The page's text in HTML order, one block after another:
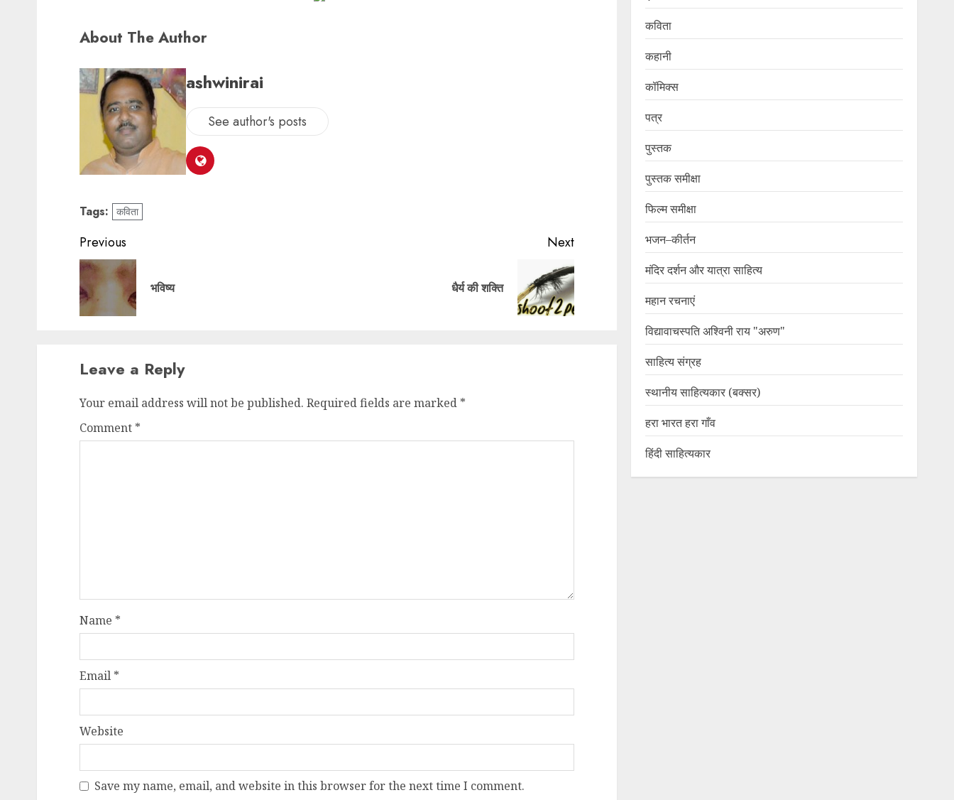
About The Author
ashwinirai
See author's posts
Tags: कविता
Previous
भविष्य
Next
धैर्य की शक्ति
Leave a Reply
Your email address will not be published. Required fields are marked *
Comment *
Name *
Email *
Website
Save my name, email, and website in this browser for the next time I comment.
कविता
कहानी
कॉमिक्स
पत्र
पुस्तक
पुस्तक समीक्षा
फिल्म समीक्षा
भजन–कीर्तन
मंदिर दर्शन और यात्रा साहित्य
महान रचनाएं
विद्यावाचस्पति अश्विनी राय "अरुण"
साहित्य संग्रह
स्थानीय साहित्यकार (बक्सर)
हरा भारत हरा गाँव
हिंदी साहित्यकार